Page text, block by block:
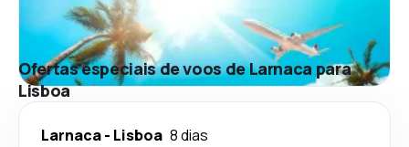
Ofertas especiais de voos de Larnaca para
Lisboa
Larnaca- Lisboa 8 dias